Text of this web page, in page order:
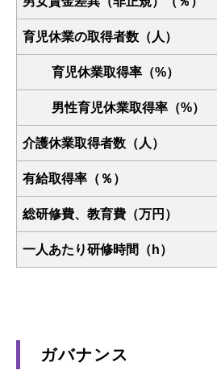
育児休業の取得者数（人）
育児休業取得率（%）
男性育児休業取得率（%）
介護休業取得者数（人）
有給取得率（％）
総研修費、教育費（万円）
一人あたり研修時間（h）
ガバナンス